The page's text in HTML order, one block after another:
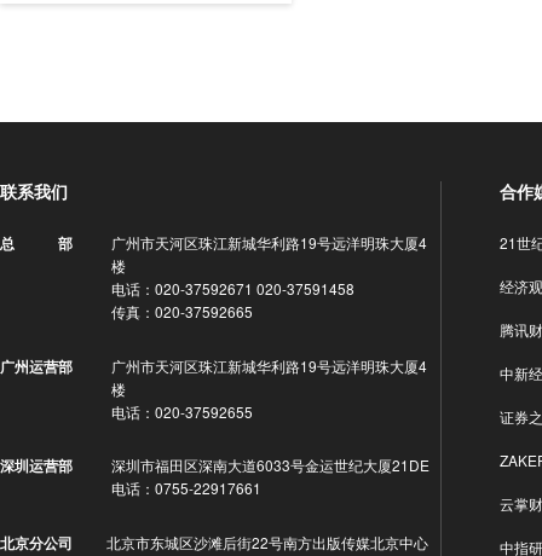
联系我们
总 部
广州市天河区珠江新城华利路19号远洋明珠大厦4
楼
电话：020-37592671 020-37591458
传真：020-37592665
广州运营部
广州市天河区珠江新城华利路19号远洋明珠大厦4
楼
电话：020-37592655
深圳运营部
深圳市福田区深南大道6033号金运世纪大厦21DE
电话：0755-22917661
北京分公司
北京市东城区沙滩后街22号南方出版传媒北京中心
合作
21世
经济
腾讯
中新
证券
云掌
中指